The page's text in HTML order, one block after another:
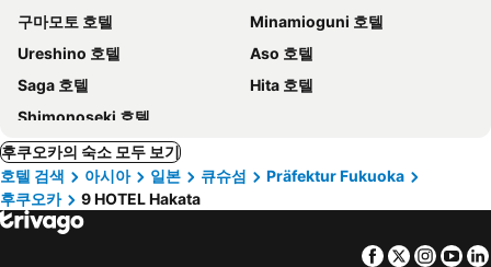
구마모토 호텔
Minamioguni 호텔
Ureshino 호텔
Aso 호텔
Saga 호텔
Hita 호텔
Shimonoseki 호텔
후쿠오카의 숙소 모두 보기
호텔 검색
아시아 일본 큐슈섬
Präfektur Fukuoka
후쿠오카
9 HOTEL Hakata
Facebook
Twitter